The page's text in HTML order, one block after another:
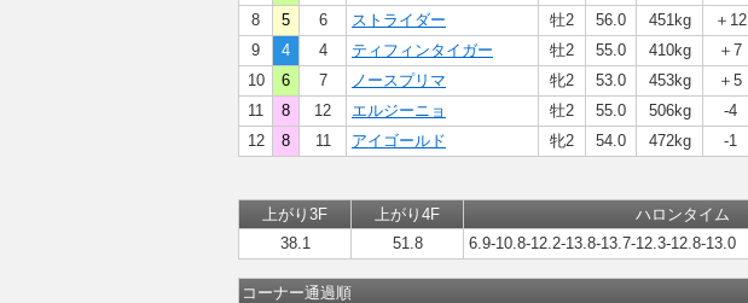
8
5 6 ストライダー 牡2 56.0 451kg ＋12
9
4 4 ティフィンタイガー 牡2 55.0 410kg ＋7
10
6 7 ノースプリマ 牝2 53.0 453kg ＋5
11
8 12 エルジーニョ 牡2 55.0 506kg -4
12
8 11 アイゴールド 牝2 54.0 472kg -1
上がり3F 上がり4F
ハロンタイム
38.1
51.8 6.9-10.8-12.2-13.8-13.7-12.3-12.8-13.0
コーナー通過順